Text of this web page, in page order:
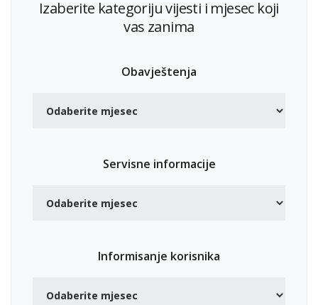
Izaberite kategoriju vijesti i mjesec koji
vas zanima
Obavještenja
Servisne informacije
Informisanje korisnika